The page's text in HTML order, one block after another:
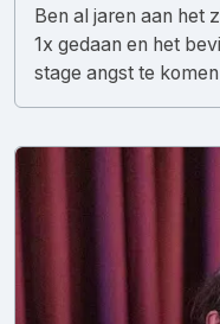
Ben al jaren aan het
1x gedaan en het
stage angst te